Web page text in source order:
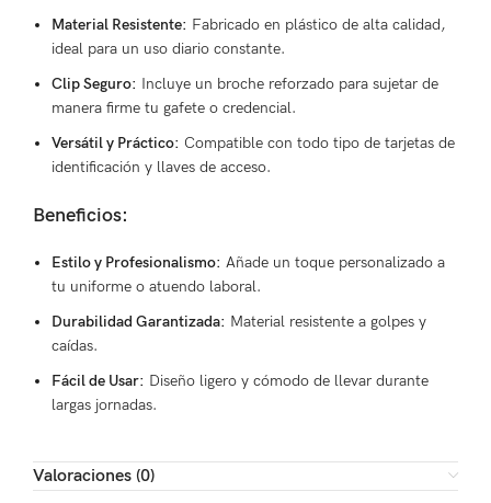
Material Resistente: Fabricado en plástico de alta calidad,
ideal para un uso diario constante.
Clip Seguro: Incluye un broche reforzado para sujetar de
manera firme tu gafete o credencial.
Versátil y Práctico: Compatible con todo tipo de tarjetas de
identificación y llaves de acceso.
Beneficios:
Estilo y Profesionalismo: Añade un toque personalizado a
tu uniforme o atuendo laboral.
Durabilidad Garantizada: Material resistente a golpes y
caídas.
Fácil de Usar: Diseño ligero y cómodo de llevar durante
largas jornadas.
Valoraciones (0)